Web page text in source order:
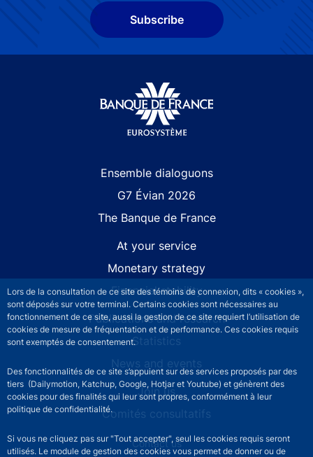
Lors de la consultation de ce site des témoins de connexion, dits « cookies »,
sont déposés sur votre terminal. Certains cookies sont nécessaires au
fonctionnement de ce site, aussi la gestion de ce site requiert l’utilisation de
cookies de mesure de fréquentation et de performance. Ces cookies requis
sont exemptés de consentement.
Des fonctionnalités de ce site s’appuient sur des services proposés par des
tiers (Dailymotion, Katchup, Google, Hotjar et Youtube) et génèrent des
cookies pour des finalités qui leur sont propres, conformément à leur
politique de confidentialité.
Si vous ne cliquez pas sur "Tout accepter", seul les cookies requis seront
utilisés. Le module de gestion des cookies vous permet de donner ou de
Subscribe
Ensemble dialoguons
G7 Évian 2026
The Banque de France
At your service
Monetary strategy
Financial stability
Publications and research
Statistics
News and events
Join us
Comités consultatifs
Footer secondary menuContact us